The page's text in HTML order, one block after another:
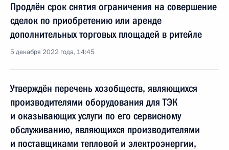
Продлён срок снятия ограничения на совершение
сделок по приобретению или аренде
дополнительных торговых площадей в ритейле
5 декабря 2022 года, 14:45
Утверждён перечень хозобществ, являющихся
производителями оборудования для ТЭК
и оказывающих услуги по его сервисному
обслуживанию, являющихся производителями
и поставщиками тепловой и электроэнергии,